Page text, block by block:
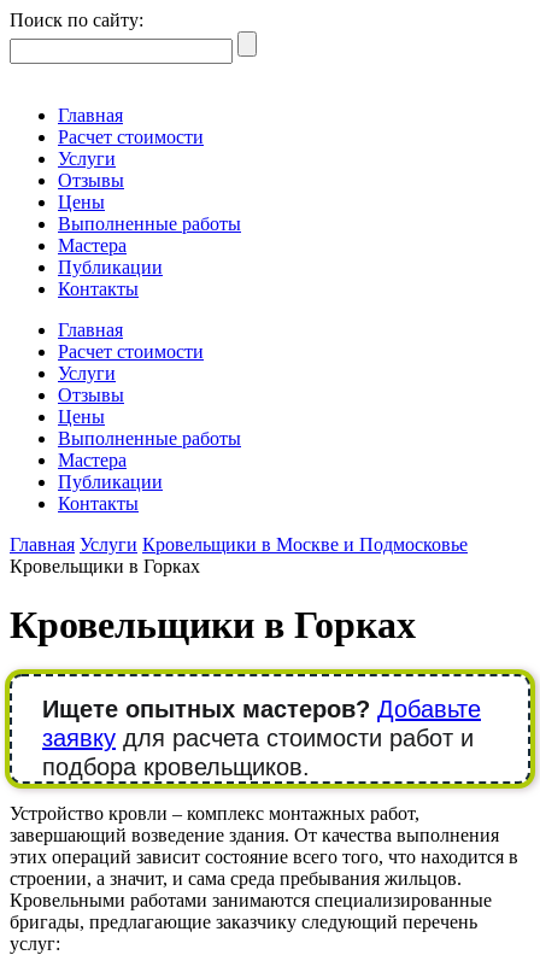
Поиск по сайту:
Главная
Расчет стоимости
Услуги
Отзывы
Цены
Выполненные работы
Мастера
Публикации
Контакты
Главная
Расчет стоимости
Услуги
Отзывы
Цены
Выполненные работы
Мастера
Публикации
Контакты
Главная Услуги Кровельщики в Москве и Подмосковье
Кровельщики в Горках
Кровельщики в Горках
Ищете опытных мастеров? Добавьте
заявку для расчета стоимости работ и
подбора кровельщиков.
Устройство кровли – комплекс монтажных работ,
завершающий возведение здания. От качества выполнения
этих операций зависит состояние всего того, что находится в
строении, а значит, и сама среда пребывания жильцов.
Кровельными работами занимаются специализированные
бригады, предлагающие заказчику следующий перечень
услуг: